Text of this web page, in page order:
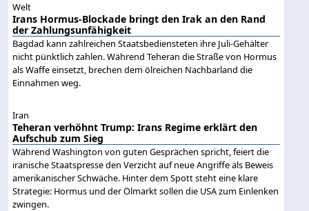
Welt
Irans Hormus-Blockade bringt den Irak an den Rand
der Zahlungsunfähigkeit
Bagdad kann zahlreichen Staatsbediensteten ihre Juli-Gehälter
nicht pünktlich zahlen. Während Teheran die Straße von Hormus
als Waffe einsetzt, brechen dem ölreichen Nachbarland die
Einnahmen weg.
Iran
Teheran verhöhnt Trump: Irans Regime erklärt den
Aufschub zum Sieg
Während Washington von guten Gesprächen spricht, feiert die
iranische Staatspresse den Verzicht auf neue Angriffe als Beweis
amerikanischer Schwäche. Hinter dem Spott steht eine klare
Strategie: Hormus und der Ölmarkt sollen die USA zum Einlenken
zwingen.